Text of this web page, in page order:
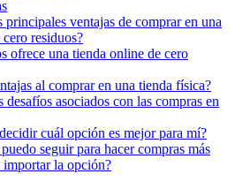
principales ventajas de comprar en una
residuos?
ofrece una tienda online de cero
al comprar en una tienda física?
desafíos asociados con las compras en
cuál opción es mejor para mí?
seguir para hacer compras más
importar la opción?